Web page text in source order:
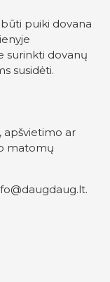
puiki dovana
surinkti dovanų
susidėti.
apšvietimo ar
matomų
.